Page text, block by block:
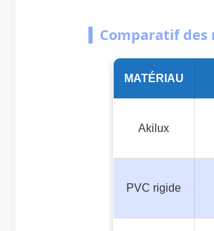
Comparatif
MATÉRIAU
Akilux
PVC rigide